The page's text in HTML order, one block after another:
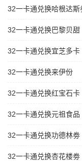
32一卡通兑换哈根达斯
32一卡通兑换巴黎贝甜
32一卡通兑换宜芝多卡
32一卡通兑换来伊份
32一卡通兑换红宝石卡
32一卡通兑换元祖食品
32一卡通兑换功德林劵
32一卡通兑换杏花楼劵